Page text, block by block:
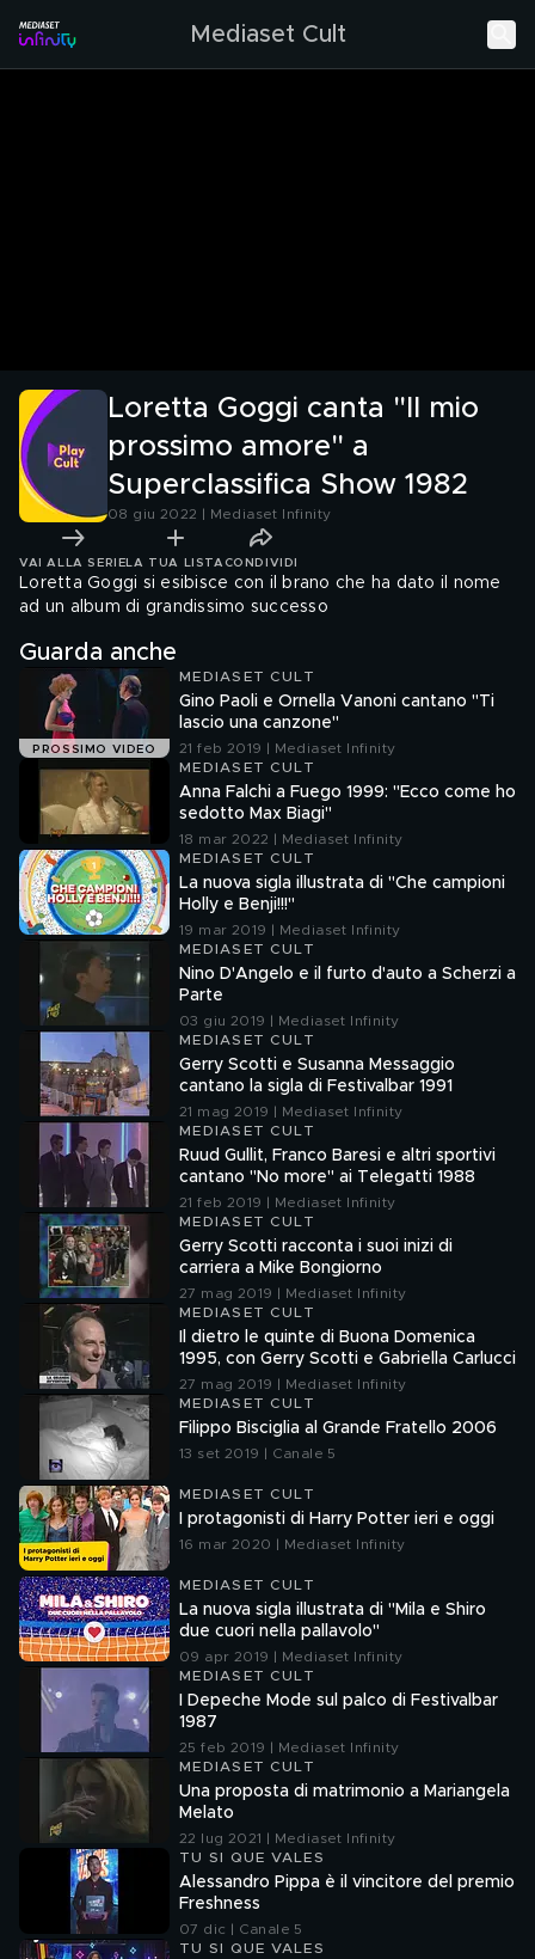
Mediaset Cult
Loretta Goggi canta "Il mio
prossimo amore" a
Superclassifica Show 1982
08 giu 2022 | Mediaset Infinity
VAI ALLA SERIE LA TUA LISTA CONDIVIDI
Loretta Goggi si esibisce con il brano che ha dato il nome
ad un album di grandissimo successo
Guarda anche
PROSSIMO VIDEO
MEDIASET CULT
Gino Paoli e Ornella Vanoni cantano "Ti
lascio una canzone"
21 feb 2019 | Mediaset Infinity
MEDIASET CULT
Anna Falchi a Fuego 1999: "Ecco come ho
sedotto Max Biagi"
18 mar 2022 | Mediaset Infinity
MEDIASET CULT
La nuova sigla illustrata di "Che campioni
Holly e Benji!!!"
19 mar 2019 | Mediaset Infinity
MEDIASET CULT
Nino D'Angelo e il furto d'auto a Scherzi a
Parte
03 giu 2019 | Mediaset Infinity
MEDIASET CULT
Gerry Scotti e Susanna Messaggio
cantano la sigla di Festivalbar 1991
21 mag 2019 | Mediaset Infinity
MEDIASET CULT
Ruud Gullit, Franco Baresi e altri sportivi
cantano "No more" ai Telegatti 1988
21 feb 2019 | Mediaset Infinity
MEDIASET CULT
Gerry Scotti racconta i suoi inizi di
carriera a Mike Bongiorno
27 mag 2019 | Mediaset Infinity
MEDIASET CULT
Il dietro le quinte di Buona Domenica
1995, con Gerry Scotti e Gabriella Carlucci
27 mag 2019 | Mediaset Infinity
MEDIASET CULT
Filippo Bisciglia al Grande Fratello 2006
13 set 2019 | Canale 5
MEDIASET CULT
I protagonisti di Harry Potter ieri e oggi
16 mar 2020 | Mediaset Infinity
MEDIASET CULT
La nuova sigla illustrata di "Mila e Shiro
due cuori nella pallavolo"
09 apr 2019 | Mediaset Infinity
MEDIASET CULT
I Depeche Mode sul palco di Festivalbar
1987
25 feb 2019 | Mediaset Infinity
MEDIASET CULT
Una proposta di matrimonio a Mariangela
Melato
22 lug 2021 | Mediaset Infinity
TU SI QUE VALES
Alessandro Pippa è il vincitore del premio
Freshness
07 dic | Canale 5
TU SI QUE VALES